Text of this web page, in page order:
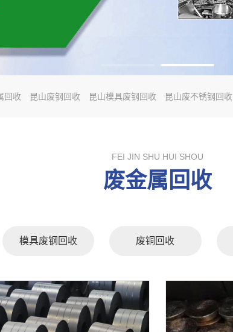
回收 昆山废钢回收 昆山模具废钢回收 昆山废不锈钢回收
FEI JIN SHU HUI SHOU
废金属回收
模具废钢回收 废铜回收